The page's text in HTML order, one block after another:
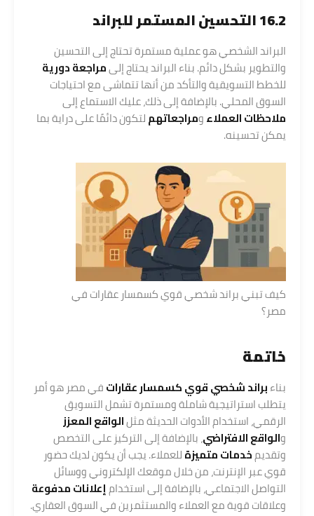
16.2 التحسين المستمر للبراند
البراند الشخصي هو عملية مستمرة تحتاج إلى التحسين
والتطوير بشكل دائم. بناء البراند يحتاج إلىمراجعة دورية
للخطط التسويقية والتأكد من أنها تتماشى مع احتياجات
السوق المحلي. بالإضافة إلى ذلك، عليك الاستماع إلى
ملاحظات العملاءومراجعاتهملتكون دائمًا على دراية بما
يمكن تحسينه.
كيف تبني براند شخصي قوي كسمسار عقارات في
مصر؟
خاتمة
بناءبراند شخصي قوي كسمسار عقاراتفي مصر هو أمر
يتطلب استراتيجية شاملة ومستمرة تشمل التسويق
الرقمي، استخدام الأدوات الحديثة مثلالواقع المعزز
والواقع الافتراضي، بالإضافة إلى التركيز على التخصص
وتقديمخدمات متميزةللعملاء. يجب أن يكون لديك حضور
قوي عبر الإنترنت، من خلال موقعك الإلكتروني ووسائل
التواصل الاجتماعي، بالإضافة إلى استخدامإعلانات مدفوعة
وعلاقات قوية مع العملاء والمستثمرين في السوق العقاري.